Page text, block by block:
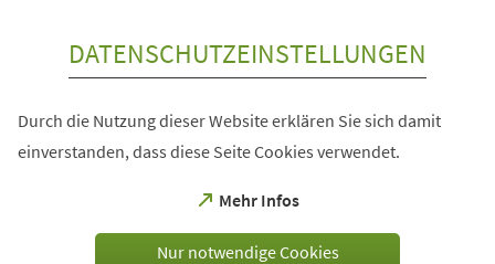
DATENSCHUTZEINSTELLUNGEN
Durch die Nutzung dieser Website erklären Sie sich damit
einverstanden, dass diese Seite Cookies verwendet.
Mehr Infos
(Öffnet
einem
Nur notwendige Cookies